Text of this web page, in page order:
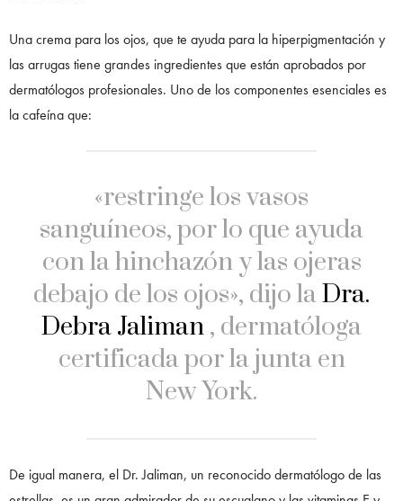
Una crema para los ojos, que te ayuda para la hiperpigmentación y
las arrugas tiene grandes ingredientes que están aprobados por
dermatólogos profesionales. Uno de los componentes esenciales es
la cafeína que:
«restringe los vasos
sanguíneos, por lo que ayuda
con la hinchazón y las ojeras
debajo de los ojos», dijo laDra.
Debra Jaliman , dermatóloga
certificada por la junta en
New York.
De igual manera, el Dr. Jaliman, un reconocido dermatólogo de las